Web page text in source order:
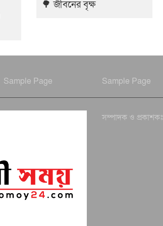
🌳 জীবনের বৃক্ষ
Sample Page Sample Page
সম্পাদক ও প্রকাশকঃ